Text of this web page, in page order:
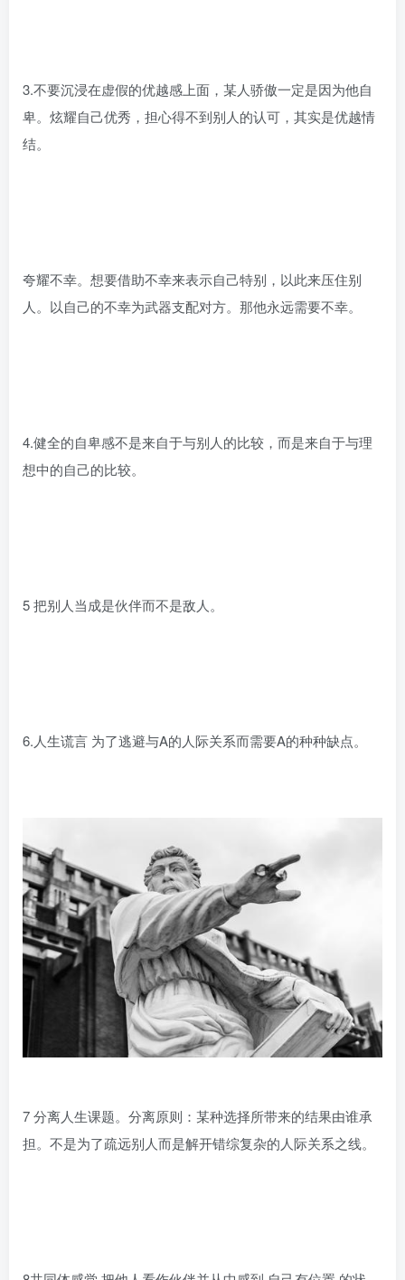
3.不要沉浸在虚假的优越感上面，某人骄傲一定是因为他自
卑。炫耀自己优秀，担心得不到别人的认可，其实是优越情
结。
夸耀不幸。想要借助不幸来表示自己特别，以此来压住别
人。以自己的不幸为武器支配对方。那他永远需要不幸。
4.健全的自卑感不是来自于与别人的比较，而是来自于与理
想中的自己的比较。
5 把别人当成是伙伴而不是敌人。
6.人生谎言 为了逃避与A的人际关系而需要A的种种缺点。
7 分离人生课题。分离原则：某种选择所带来的结果由谁承
担。不是为了疏远别人而是解开错综复杂的人际关系之线。